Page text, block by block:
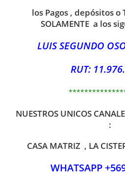
los Pagos , depósitos o
SOLAMENTE a los
LUIS SEGUNDO
RUT:
NUESTROS UNICOS
:
CASA MATRIZ , LA
WHATSAPP